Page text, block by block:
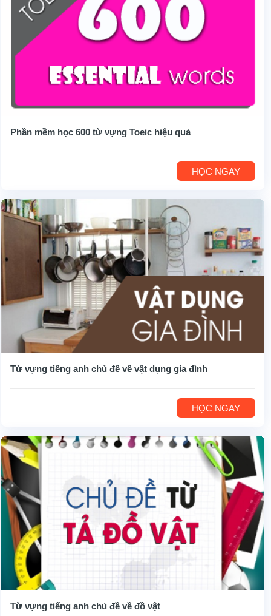
Phần mềm học 600 từ vựng Toeic hiệu quả
HỌC NGAY
Từ vựng tiếng anh chủ đề về vật dụng gia đình
HỌC NGAY
Từ vựng tiếng anh chủ đề về đồ vật